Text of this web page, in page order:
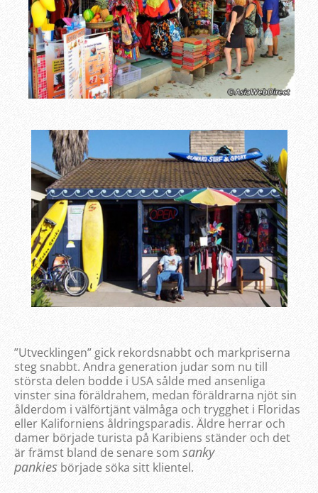
”Utvecklingen” gick rekordsnabbt och markpriserna
steg snabbt. Andra generation judar som nu till
största delen bodde i USA sålde med ansenliga
vinster sina föräldrahem, medan föräldrarna njöt sin
ålderdom i välförtjänt välmåga och trygghet i Floridas
eller Kaliforniens åldringsparadis. Äldre herrar och
damer började turista på Karibiens ständer och det
är främst bland de senare som sanky
pankies började söka sitt klientel.